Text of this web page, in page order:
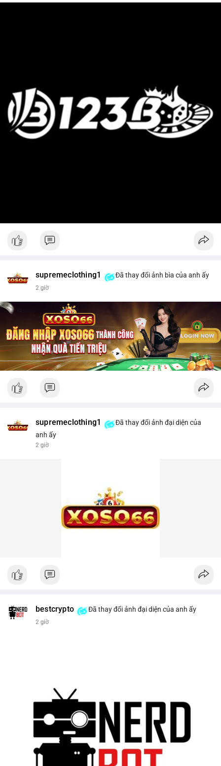
supremeclothing1 Đã thay đổi ảnh bìa của anh ấy
2 giờ
supremeclothing1
Đã thay đổi ảnh đại diện của
anh ấy
2 giờ
bestcrypto Đã thay đổi ảnh đại diện của anh ấy
2 giờ